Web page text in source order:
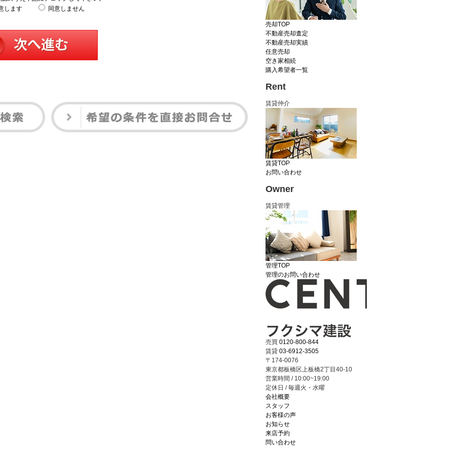
します
同意しません
売却TOP
不動産売却査定
不動産売却実績
任意売却
空き家相続
購入希望者一覧
Rent
賃貸仲介
賃貸TOP
お問い合わせ
Owner
賃貸管理
管理TOP
管理のお問い合わせ
売買 0120-800-844
賃貸 03-6912-3505
〒174-0076
東京都板橋区上板橋2丁目40-10
営業時間 / 10:00~19:00
定休日 / 毎週火・水曜
会社概要
スタッフ
お客様の声
お知らせ
来店予約
問い合わせ